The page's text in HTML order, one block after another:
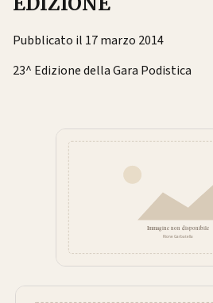
Pubblicato il 17 marzo 2014
23^ Edizione della Gara Podistica